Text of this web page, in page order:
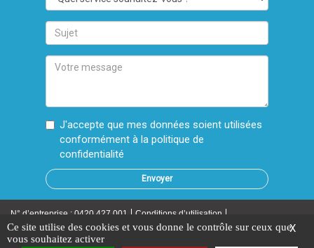
service
souhaitez-
vous
Sujet
Votre
J'accepte que mes données soient utilisées
conformément à la politique de
confidentialité
N° d’entreprise : 0420.427.001 Conditions d’utilisation
Politique de confidentialité
X
Ce site utilise des cookies et vous donne le contrôle sur ceux que
vous souhaitez activer